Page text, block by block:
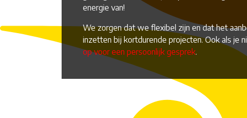
energie van!
We zorgen dat we flexibel zijn en dat het
inzetten bij kortdurende projecten. Ook als je
op voor een persoonlijk gesprek.